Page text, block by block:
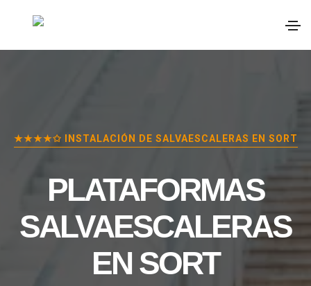
★★★★✩ INSTALACIÓN DE SALVAESCALERAS EN SORT
PLATAFORMAS
SALVAESCALERAS
EN SORT